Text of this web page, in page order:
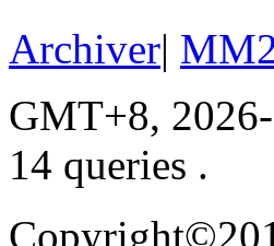
Archiver|
GMT+8,
14 queries .